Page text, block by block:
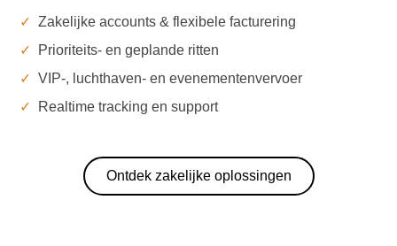
✓
Zakelijke accounts & flexibele facturering
✓
Prioriteits- en geplande ritten
✓
VIP-, luchthaven- en evenementenvervoer
✓
Realtime tracking en support
Ontdek zakelijke oplossingen